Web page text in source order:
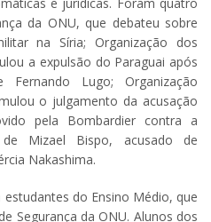
da ONU, que debateu sobre
na Síria; Organização dos
a expulsão do Paraguai após
Lugo; Organização
o julgamento da acusação
pela Bombardier contra a
Mizael Bispo, acusado de
Nakashima.
do Ensino Médio, que
Segurança da ONU. Alunos dos